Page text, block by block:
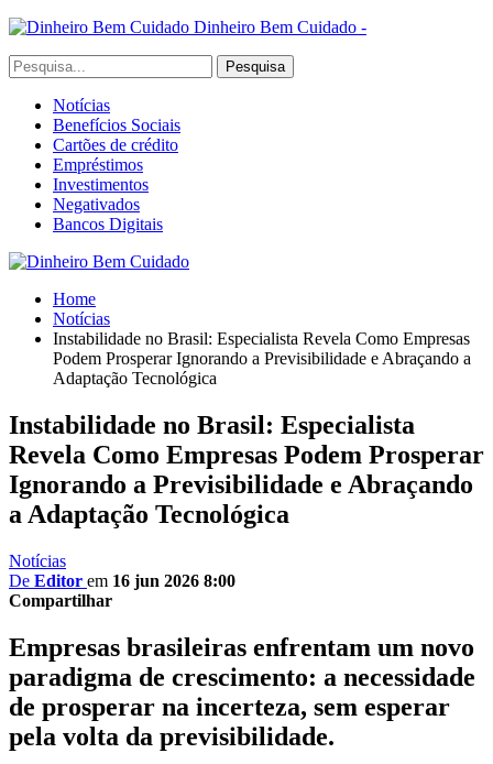
Dinheiro Bem Cuidado -
Notícias
Benefícios Sociais
Cartões de crédito
Empréstimos
Investimentos
Negativados
Bancos Digitais
Home
Notícias
Instabilidade no Brasil: Especialista Revela Como Empresas
Podem Prosperar Ignorando a Previsibilidade e Abraçando a
Adaptação Tecnológica
Instabilidade no Brasil: Especialista
Revela Como Empresas Podem Prosperar
Ignorando a Previsibilidade e Abraçando
a Adaptação Tecnológica
Notícias
De Editor em 16 jun 2026 8:00
Compartilhar
Empresas brasileiras enfrentam um novo
paradigma de crescimento: a necessidade
de prosperar na incerteza, sem esperar
pela volta da previsibilidade.